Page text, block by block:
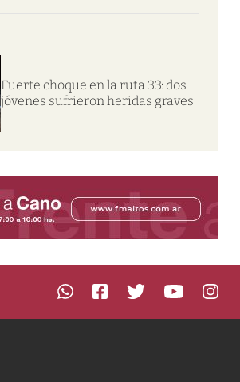
Fuerte choque en la ruta 33: dos
jóvenes sufrieron heridas graves